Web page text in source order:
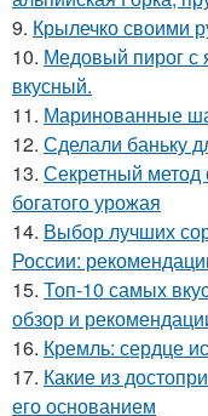
9. Крылечко своими
10. Медовый пирог с
вкусный.
11. Маринованные
12. Сделали баньку
13. Секретный метод
богатого урожая
14. Выбор лучших
России:
15. Топ-10 самых
обзор и
16. Кремль: сердце
17. Какие из
его основанием